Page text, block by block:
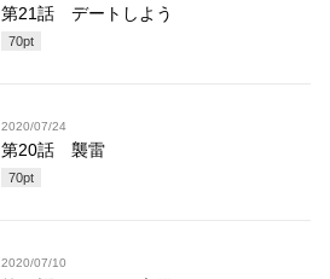
第21話 デートしよう
70pt
2020/07/24
第20話 襲雷
70pt
2020/07/10